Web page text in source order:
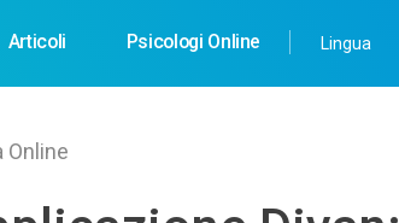
Articoli Psicologi Online Lingua
Online